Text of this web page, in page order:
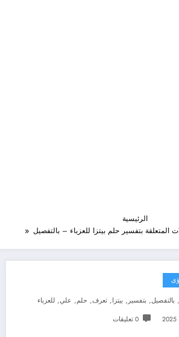
الرئيسية
المتعلقة بتفسير حلم بيتزا للعزباء – بالتفصيل
بالتفصيل, بتفسير , بيتزا, تعرف, حلم, علي, للعزباء
0 تعليقات